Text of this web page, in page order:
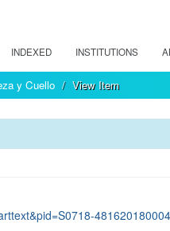
INDEXED INSTITUTIONS
y Cuello View Item